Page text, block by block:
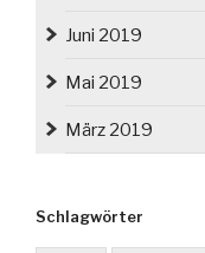
Juni 2019
Mai 2019
März 2019
Schlagwörter